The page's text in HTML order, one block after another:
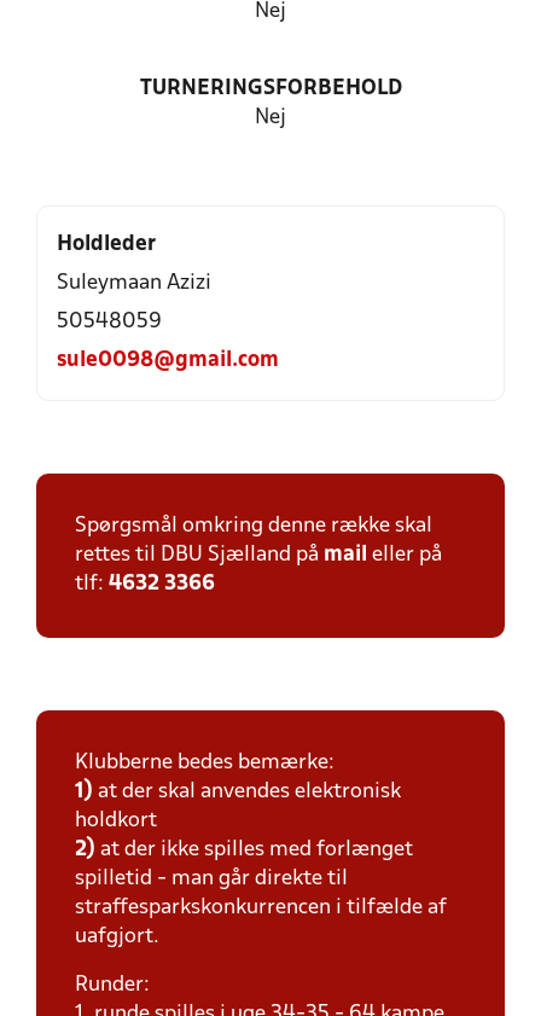
Nej
TURNERINGSFORBEHOLD
Nej
Holdleder
Suleymaan Azizi
50548059
sule0098@gmail.com
Spørgsmål omkring denne række skal
rettes til DBU Sjælland på mail eller på
tlf: 4632 3366
Klubberne bedes bemærke:
1) at der skal anvendes elektronisk
holdkort
2) at der ikke spilles med forlænget
spilletid - man går direkte til
straffesparkskonkurrencen i tilfælde af
uafgjort.
Runder: